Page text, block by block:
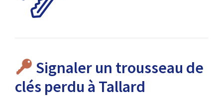
Signaler un trousseau de
clés perdu à Tallard